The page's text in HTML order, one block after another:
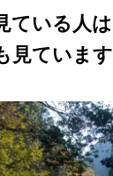
ている人は
見ています